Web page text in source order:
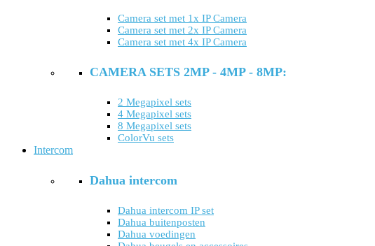
Camera set met 1x IP Camera
Camera set met 2x IP Camera
Camera set met 4x IP Camera
CAMERA SETS 2MP - 4MP - 8MP:
2 Megapixel sets
4 Megapixel sets
8 Megapixel sets
ColorVu sets
Intercom
Dahua intercom
Dahua intercom IP set
Dahua buitenposten
Dahua voedingen